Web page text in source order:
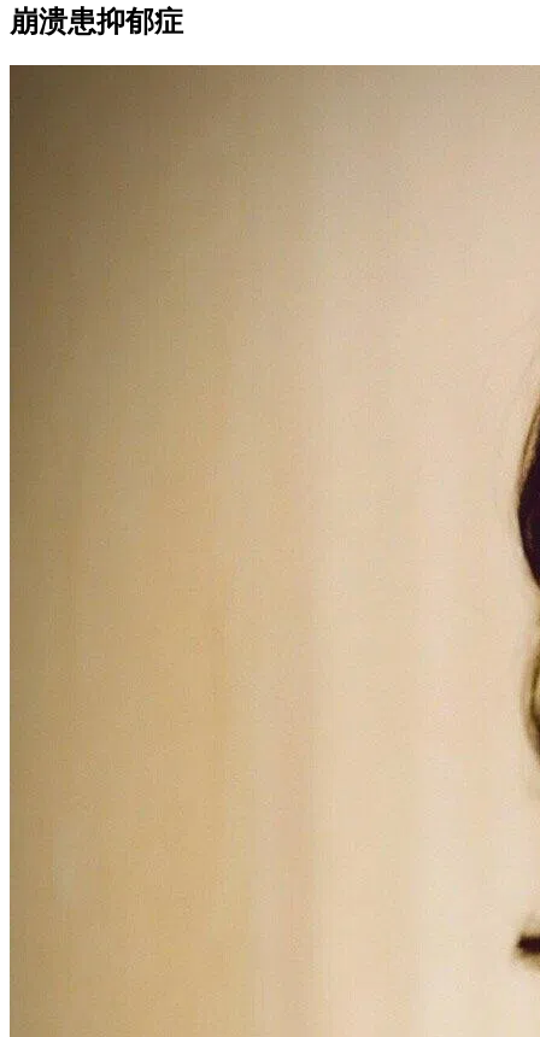
崩溃患抑郁症